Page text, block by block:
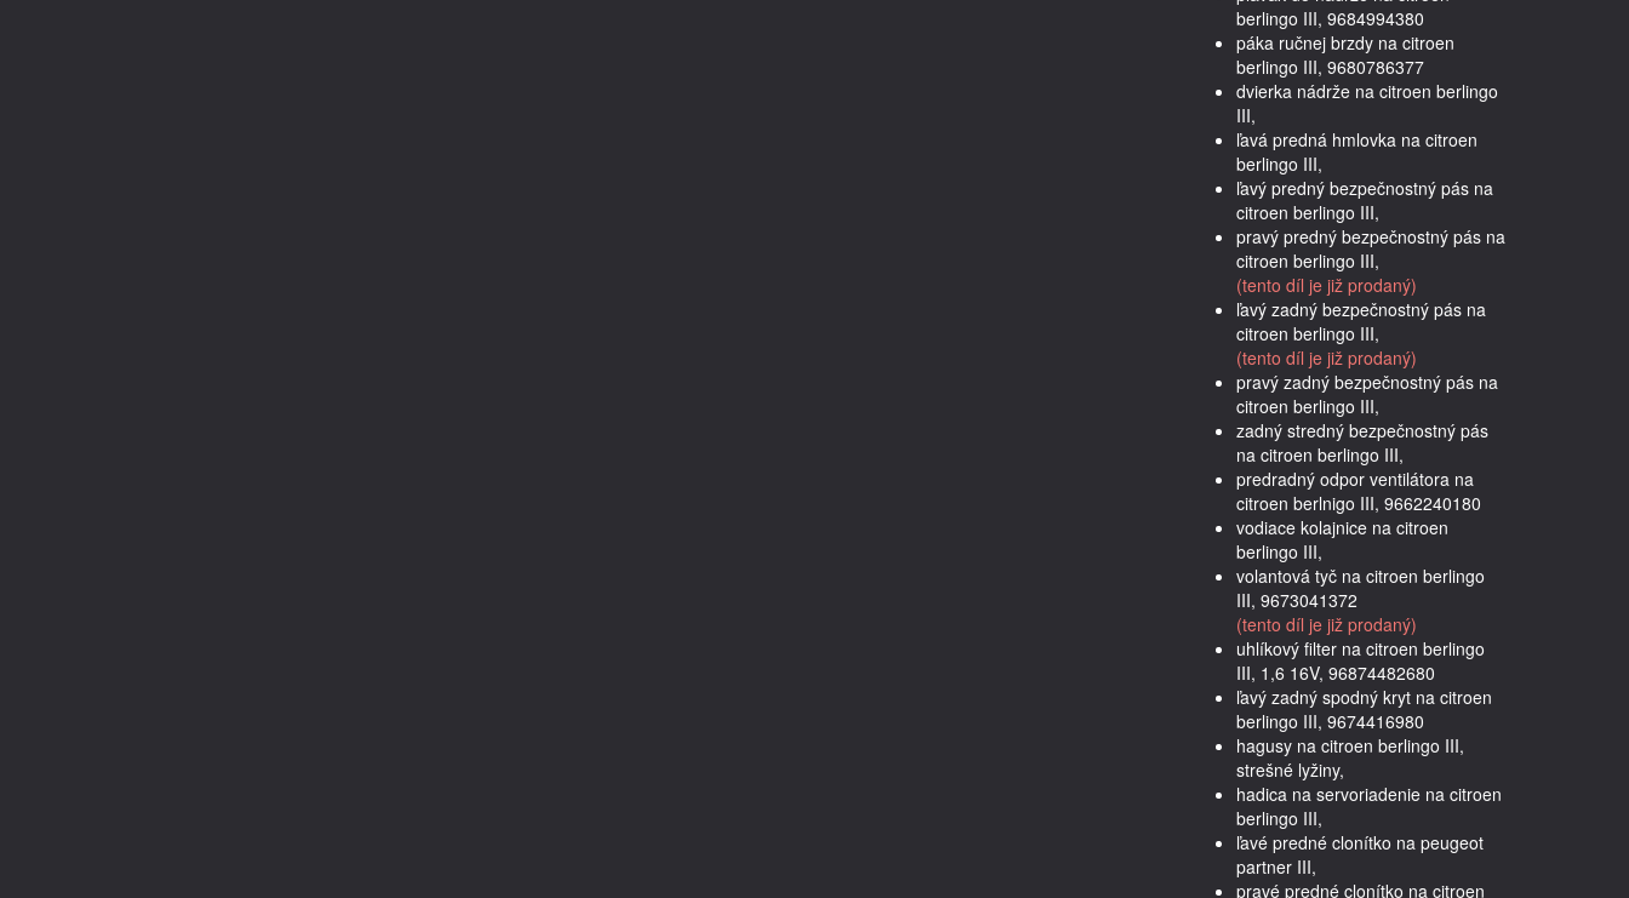
berlingo III, 9684994380
páka ručnej brzdy na citroen
berlingo III, 9680786377
dvierka nádrže na citroen berlingo
III,
ľavá predná hmlovka na citroen
berlingo III,
ľavý predný bezpečnostný pás na
citroen berlingo III,
pravý predný bezpečnostný pás na
citroen berlingo III,
(tento díl je již prodaný)
ľavý zadný bezpečnostný pás na
citroen berlingo III,
(tento díl je již prodaný)
pravý zadný bezpečnostný pás na
citroen berlingo III,
zadný stredný bezpečnostný pás
na citroen berlingo III,
predradný odpor ventilátora na
citroen berlnigo III, 9662240180
vodiace kolajnice na citroen
berlingo III,
volantová tyč na citroen berlingo
III, 9673041372
(tento díl je již prodaný)
uhlíkový filter na citroen berlingo
III, 1,6 16V, 96874482680
ľavý zadný spodný kryt na citroen
berlingo III, 9674416980
hagusy na citroen berlingo III,
strešné lyžiny,
hadica na servoriadenie na citroen
berlingo III,
ľavé predné clonítko na peugeot
partner III,
pravé predné clonítko na citroen